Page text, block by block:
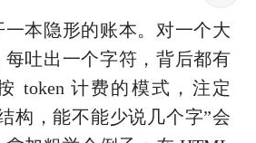
本隐形的账本。对一个大
吐出一个字符，背后都有
token 计费的模式，注定
构，能不能少说几个字”会